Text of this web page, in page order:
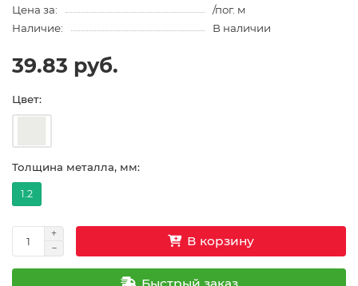
Цена за:
/пог. м
Наличие:
В наличии
39.83 руб.
Цвет:
Толщина металла, мм:
1.2
В корзину
Быстрый заказ